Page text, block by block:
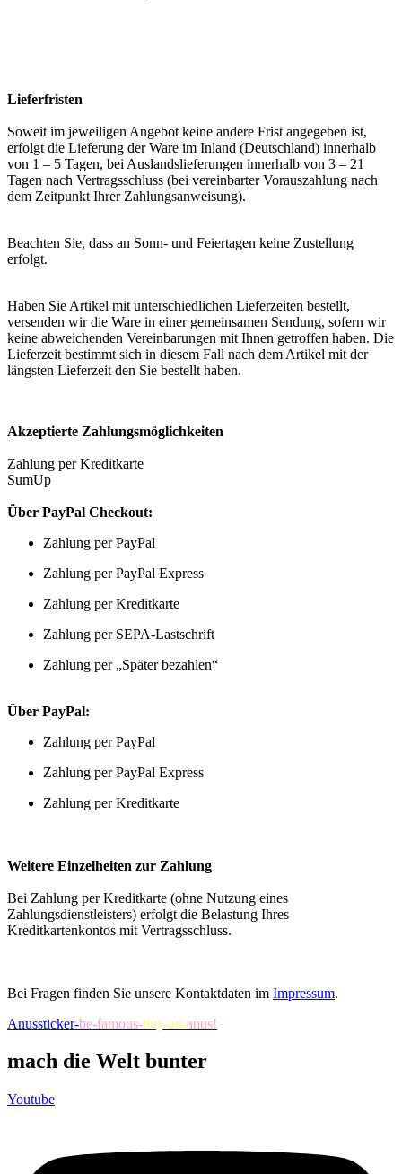
Lieferfristen
Soweit im jeweiligen Angebot keine andere Frist angegeben ist,
erfolgt die Lieferung der Ware im Inland (Deutschland) innerhalb
von 1 – 5 Tagen, bei Auslandslieferungen innerhalb von 3 – 21
Tagen nach Vertragsschluss (bei vereinbarter Vorauszahlung nach
dem Zeitpunkt Ihrer Zahlungsanweisung).
Beachten Sie, dass an Sonn- und Feiertagen keine Zustellung
erfolgt.
Haben Sie Artikel mit unterschiedlichen Lieferzeiten bestellt,
versenden wir die Ware in einer gemeinsamen Sendung, sofern wir
keine abweichenden Vereinbarungen mit Ihnen getroffen haben. Die
Lieferzeit bestimmt sich in diesem Fall nach dem Artikel mit der
längsten Lieferzeit den Sie bestellt haben.
Akzeptierte Zahlungsmöglichkeiten
Zahlung per Kreditkarte
SumUp
Über PayPal Checkout:
Zahlung per PayPal
Zahlung per PayPal Express
Zahlung per Kreditkarte
Zahlung per SEPA-Lastschrift
Zahlung per „Später bezahlen“
Über PayPal:
Zahlung per PayPal
Zahlung per PayPal Express
Zahlung per Kreditkarte
Weitere Einzelheiten zur Zahlung
Bei Zahlung per Kreditkarte (ohne Nutzung eines
Zahlungsdienstleisters) erfolgt die Belastung Ihres
Kreditkartenkontos mit Vertragsschluss.
Bei Fragen finden Sie unsere Kontaktdaten im Impressum.
Anussticker-be-famous-buy-an-anus!
mach die Welt bunter
Youtube